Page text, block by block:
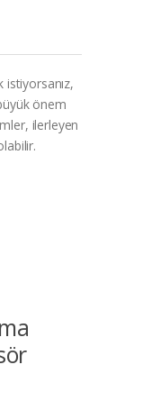
önem
ilerleyen